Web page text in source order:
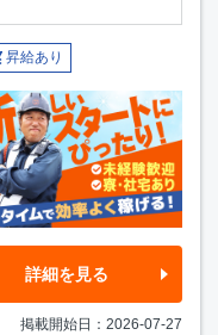
昇給あり
詳細を見る
掲載開始日：2026-07-27